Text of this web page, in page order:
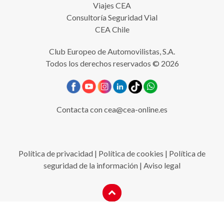
Viajes CEA
Consultoría Seguridad Vial
CEA Chile
Club Europeo de Automovilistas, S.A.
Todos los derechos reservados © 2026
Contacta concea@cea-online.es
Política de privacidad | Política de cookies | Política de
seguridad de la información | Aviso legal